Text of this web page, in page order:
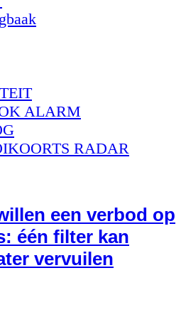
ALARM
RADAR
een verbod op
één filter kan
vervuilen